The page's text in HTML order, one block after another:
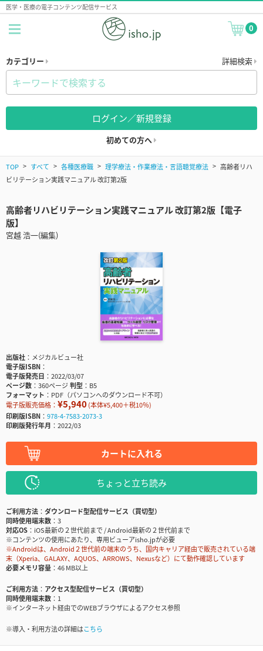
医学・医療の電子コンテンツ配信サービス
0
カテゴリー 詳細検索
ログイン／新規登録
初めての方へ
TOP すべて 各種医療職 理学療法・作業療法・言語聴覚療法
高齢者リハ
ビリテーション実践マニュアル 改訂第2版
高齢者リハビリテーション実践マニュアル 改訂第2版【電子
版】
宮越 浩一(編集)
出版社
メジカルビュー社
電子版ISBN
電子版発売日
2022/03/07
ページ数
360ページ判型
B5
フォーマット
PDF（パソコンへのダウンロード不可）
電子版販売価格： ¥5,940(本体¥5,400＋税10％)
印刷版ISBN
978-4-7583-2073-3
印刷版発行年月
2022/03
カートに入れる
ちょっと立ち読み
ご利用方法
ダウンロード型配信サービス（買切型）
同時使用端末数
3
対応OS
iOS最新の２世代前まで / Android最新の２世代前まで
※コンテンツの使用にあたり、専用ビューアisho.jpが必要
※Androidは、Android２世代前の端末のうち、国内キャリア経由で販売されている端
末（Xperia、GALAXY、AQUOS、ARROWS、Nexusなど）にて動作確認しています
必要メモリ容量
46 MB以上
ご利用方法
アクセス型配信サービス（買切型）
同時使用端末数
1
※インターネット経由でのWEBブラウザによるアクセス参照
※導入・利用方法の詳細はこちら